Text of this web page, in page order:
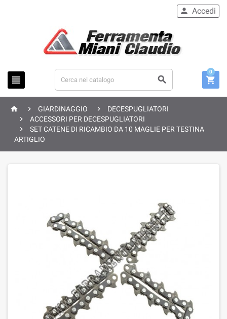
 
 Accedi

0
  GIARDINAGGIO 
DECESPUGLIATORI

ACCESSORI PER DECESPUGLIATORI

SET CATENE DI RICAMBIO DA 10 MAGLIE PER TESTINA
ARTIGLIO